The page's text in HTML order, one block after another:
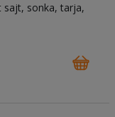
sajt sonka tarja